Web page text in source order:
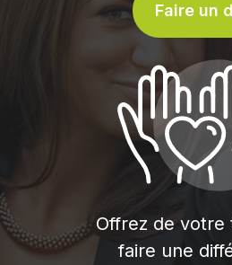
Faire un
Offrez de votre
faire une